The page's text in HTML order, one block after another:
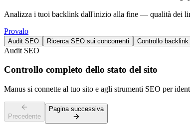
Analizza i tuoi backlink dall'inizio alla fine — qualità dei
Provalo
Audit SEO Ricerca SEO sui concorrenti Controllo backlink
Audit SEO
Controllo completo dello stato del sito
Manus si connette al tuo sito e agli strumenti SEO per
Precedente
Pagina successiva